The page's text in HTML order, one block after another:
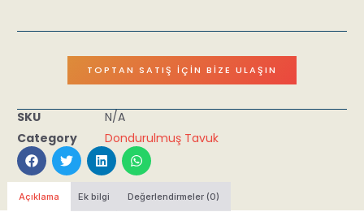
TOPTAN SATIŞ İÇIN BIZE ULAŞIN
SKU
N/A
Category
Dondurulmuş Tavuk
Açıklama Ek bilgi Değerlendirmeler (0)